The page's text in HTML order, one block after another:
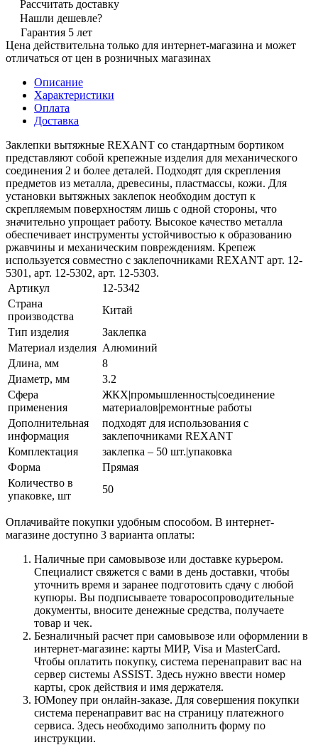
Рассчитать доставку
Нашли дешевле?
Гарантия 5 лет
Цена действительна только для интернет-магазина и может
отличаться от цен в розничных магазинах
Описание
Характеристики
Оплата
Доставка
Заклепки вытяжные REXANT со стандартным бортиком
представляют собой крепежные изделия для механического
соединения 2 и более деталей. Подходят для скрепления
предметов из металла, древесины, пластмассы, кожи. Для
установки вытяжных заклепок необходим доступ к
скрепляемым поверхностям лишь с одной стороны, что
значительно упрощает работу. Высокое качество металла
обеспечивает инструменты устойчивостью к образованию
ржавчины и механическим повреждениям. Крепеж
используется совместно с заклепочниками REXANT арт. 12-
5301, арт. 12-5302, арт. 12-5303.
Артикул
12-5342
Страна
производства
Китай
Тип изделия
Заклепка
Материал изделия Алюминий
Длина, мм
8
Диаметр, мм
3.2
Сфера
применения
ЖКХ|промышленность|соединение
материалов|ремонтные работы
Дополнительная
информация
подходят для использования с
заклепочниками REXANT
Комплектация
заклепка – 50 шт.|упаковка
Форма
Прямая
Количество в
упаковке, шт
50
Оплачивайте покупки удобным способом. В интернет-
магазине доступно 3 варианта оплаты:
Наличные при самовывозе или доставке курьером.
Специалист свяжется с вами в день доставки, чтобы
уточнить время и заранее подготовить сдачу с любой
купюры. Вы подписываете товаросопроводительные
документы, вносите денежные средства, получаете
товар и чек.
Безналичный расчет при самовывозе или оформлении в
интернет-магазине: карты МИР, Visa и MasterCard.
Чтобы оплатить покупку, система перенаправит вас на
сервер системы ASSIST. Здесь нужно ввести номер
карты, срок действия и имя держателя.
ЮMoney при онлайн-заказе. Для совершения покупки
система перенаправит вас на страницу платежного
сервиса. Здесь необходимо заполнить форму по
инструкции.